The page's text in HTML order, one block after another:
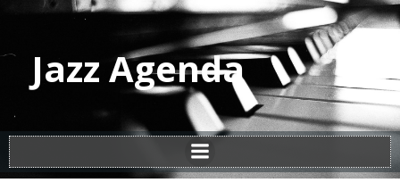
Vai
al
contenuto
Jazz Agenda